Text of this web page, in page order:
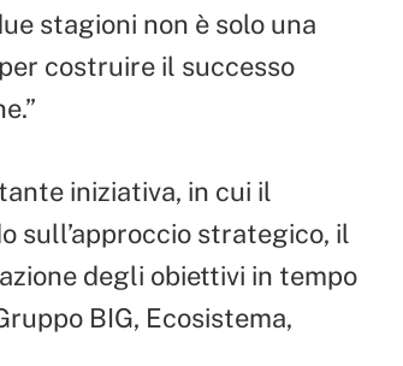
stagioni non è solo una
costruire il successo
iniziativa, in cui il
sull’approccio strategico, il
degli obiettivi in tempo
BIG, Ecosistema,